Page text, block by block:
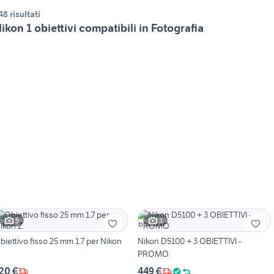
risultati
1 obiettivi compatibili in Fotografia
5
fisso 25 mm 1.7 per Nikon
€
3
Nikon D5100 + 3 OBIETTIVI -
PROMO
449 €